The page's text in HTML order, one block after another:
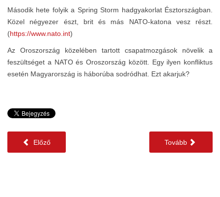
Második hete folyik a Spring Storm hadgyakorlat Észtországban.
Közel négyezer észt, brit és más NATO-katona vesz részt.
(https://www.nato.int)
Az Oroszország közelében tartott csapatmozgások növelik a
feszültséget a NATO és Oroszország között. Egy ilyen konfliktus
esetén Magyarország is háborúba sodródhat. Ezt akarjuk?
Előző Tovább